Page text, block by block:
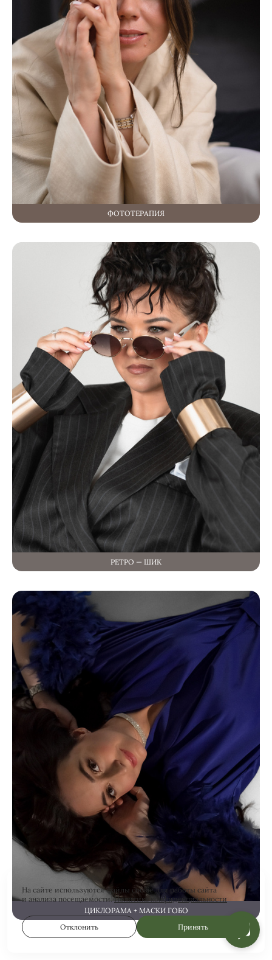
ФОТОТЕРАПИЯ
РЕТРО — ШИК
ЦИКЛОРАМА + МАСКИ ГОБО
На сайте используются файлы cookie для работы сайта
и анализа посещаемости.Политика конфиденциальности
Отклонить Принять